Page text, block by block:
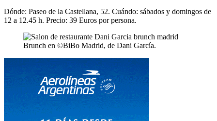
Dónde: Paseo de la Castellana, 52. Cuándo: sábados y domingos de
12 a 12.45 h. Precio: 39 Euros por persona.
Brunch en ©BiBo Madrid, de Dani García.